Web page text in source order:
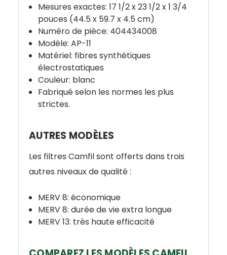
Mesures exactes: 17 1/2 x 23 1/2 x 1 3/4
pouces (44.5 x 59.7 x 4.5 cm)
Numéro de pièce: 404434008
Modèle: AP-11
Matériel: fibres synthétiques
électrostatiques
Couleur: blanc
Fabriqué selon les normes les plus
strictes.
AUTRES MODÈLES
Les filtres Camfil sont offerts dans trois
autres niveaux de qualité :
MERV 8: économique
MERV 8: durée de vie extra longue
MERV 13: très haute efficacité